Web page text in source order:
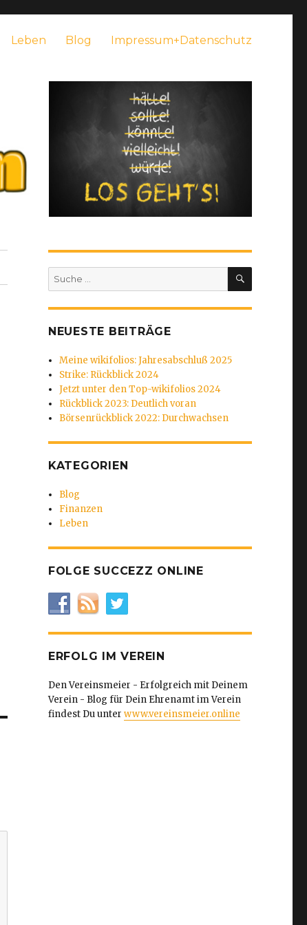
Leben Blog Impressum+Datenschutz
Suche
nach:
SUCHEN
NEUESTE BEITRÄGE
Meine wikifolios: Jahresabschluß 2025
Strike: Rückblick 2024
Jetzt unter den Top-wikifolios 2024
Rückblick 2023: Deutlich voran
Börsenrückblick 2022: Durchwachsen
KATEGORIEN
Blog
Finanzen
Leben
FOLGE SUCCEZZ ONLINE
ERFOLG IM VEREIN
Den Vereinsmeier - Erfolgreich mit Deinem
Verein - Blog für Dein Ehrenamt im Verein
findest Du unter www.vereinsmeier.online